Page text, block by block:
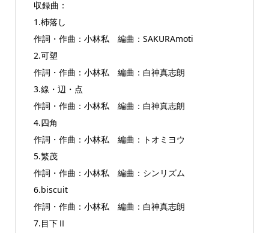
収録曲：
1.杮落し
作詞・作曲：小林私 編曲：SAKURAmoti
2.可塑
作詞・作曲：小林私 編曲：白神真志朗
3.線・辺・点
作詞・作曲：小林私 編曲：白神真志朗
4.四角
作詞・作曲：小林私 編曲：トオミヨウ
5.繁茂
作詞・作曲：小林私 編曲：シンリズム
6.biscuit
作詞・作曲：小林私 編曲：白神真志朗
7.目下Ⅱ